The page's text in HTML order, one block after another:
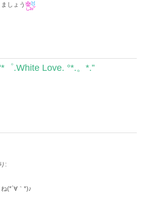
しょう
*゜.White Love. °*.。*.”
:
(*´∀｀*)♪